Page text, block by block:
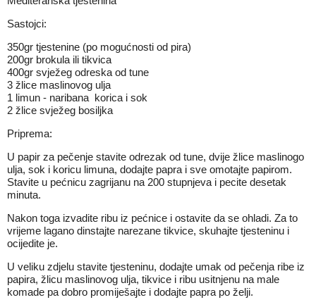
Sastojci:
350gr tjestenine (po mogućnosti od pira)
200gr brokula ili tikvica
400gr svježeg odreska od tune
3 žlice maslinovog ulja
1 limun - naribana korica i sok
2 žlice svježeg bosiljka
Priprema:
U papir za pečenje stavite odrezak od tune, dvije žlice maslinogo
ulja, sok i koricu limuna, dodajte papra i sve omotajte papirom.
Stavite u pećnicu zagrijanu na 200 stupnjeva i pecite desetak
minuta.
Nakon toga izvadite ribu iz pećnice i ostavite da se ohladi. Za to
vrijeme lagano dinstajte narezane tikvice, skuhajte tjesteninu i
ocijedite je.
U veliku zdjelu stavite tjesteninu, dodajte umak od pečenja ribe iz
papira, žlicu maslinovog ulja, tikvice i ribu usitnjenu na male
komade pa dobro promiješajte i dodajte papra po želji.